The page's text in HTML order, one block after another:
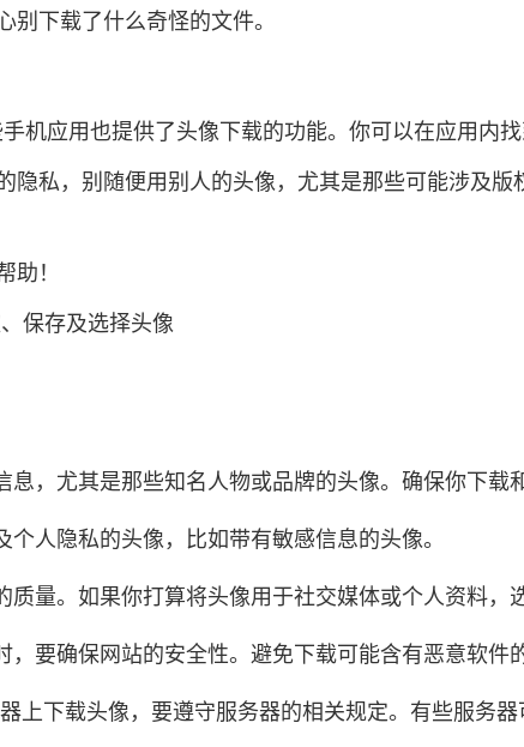
下载了什么奇怪的文件。
机应用也提供了头像下载的功能。你可以在应用内
隐私，别随便用别人的头像，尤其是那些可能涉及
助！
，尤其是那些知名人物或品牌的头像。确保你下载
人隐私的头像，比如带有敏感信息的头像。
量。如果你打算将头像用于社交媒体或个人资料，
要确保网站的安全性。避免下载可能含有恶意软件
上下载头像，要遵守服务器的相关规定。有些服务器